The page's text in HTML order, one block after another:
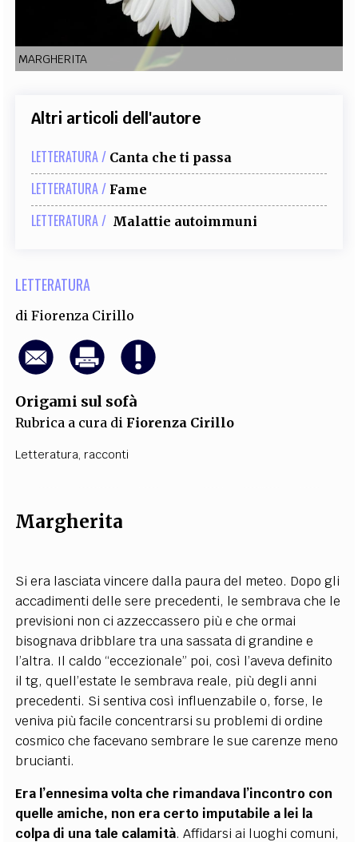
EXTRA
CODICI RUBRICHE LIBRI PROCEEDINGS PUBBLICITÀ CONTATTI
MARGHERITA
Altri articoli dell'autore
LETTERATURA / Canta che ti passa
LETTERATURA / Fame
LETTERATURA / Malattie autoimmuni
LETTERATURA
diFiorenza Cirillo
Origami sul sofà
Rubrica a cura di Fiorenza Cirillo
Letteratura, racconti
Margherita
Si era lasciata vincere dalla paura del meteo. Dopo gli
accadimenti delle sere precedenti, le sembrava che le
previsioni non ci azzeccassero più e che ormai
bisognava dribblare tra una sassata di grandine e
l’altra. Il caldo “eccezionale” poi, così l’aveva definito
il tg, quell’estate le sembrava reale, più degli anni
precedenti. Si sentiva così influenzabile o, forse, le
veniva più facile concentrarsi su problemi di ordine
cosmico che facevano sembrare le sue carenze meno
brucianti.
Era l’ennesima volta che rimandava l’incontro con
quelle amiche, non era certo imputabile a lei la
colpa di una tale calamità. Affidarsi ai luoghi comuni,